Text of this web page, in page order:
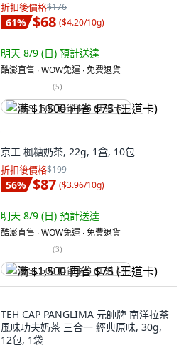
折扣後價格$176
61% $68 ($4.20/10g)
明天 8/9 (日) 預計送達
酷澎直售 ∙ WOW免運 ∙ 免費退貨
(5)
满 $1,500 再省 $75 (王道卡)
京工 楓糖奶茶, 22g, 1盒, 10包
折扣後價格$199
56% $87 ($3.96/10g)
明天 8/9 (日) 預計送達
酷澎直售 ∙ WOW免運 ∙ 免費退貨
(3)
满 $1,500 再省 $75 (王道卡)
TEH CAP PANGLIMA 元帥牌 南洋拉茶
風味功夫奶茶 三合一 經典原味, 30g,
12包, 1袋